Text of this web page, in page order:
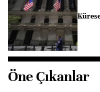
Öne Çıkanlar